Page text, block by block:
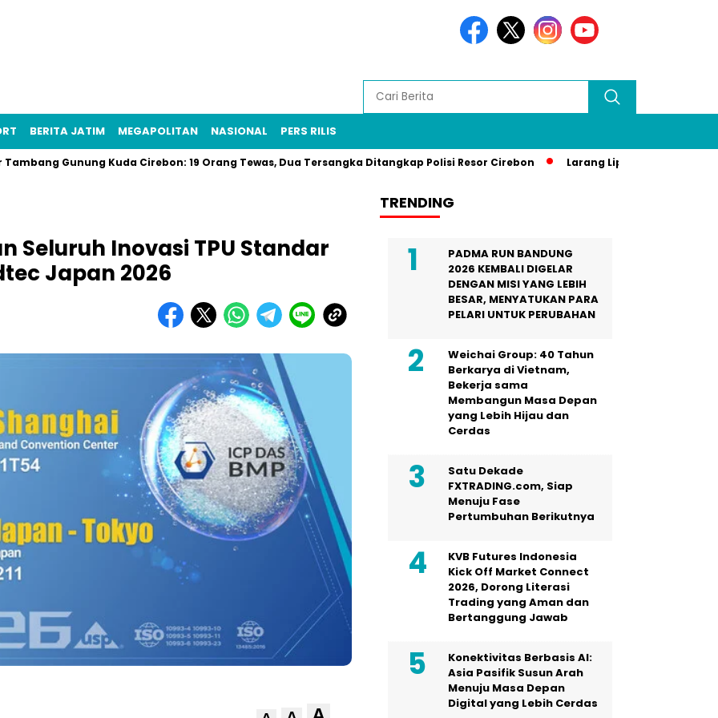
BERITA JATIM MEGAPOLITAN NASIONAL PERS RILIS
Gunung Kuda Cirebon: 19 Orang Tewas, Dua Tersangka Ditangkap Polisi Resor Cirebon Larang Liputan Media Lokal di
Seluruh Inovasi TPU Standar
Japan 2026
TRENDING
PADMA RUN BANDUNG
2026 KEMBALI DIGELAR
DENGAN MISI YANG LEBIH
BESAR, MENYATUKAN PARA
PELARI UNTUK PERUBAHAN
Weichai Group: 40 Tahun
Berkarya di Vietnam,
Bekerja sama
Membangun Masa Depan
yang Lebih Hijau dan
Cerdas
Satu Dekade
FXTRADING.com, Siap
Menuju Fase
Pertumbuhan Berikutnya
KVB Futures Indonesia
Kick Off Market Connect
2026, Dorong Literasi
Trading yang Aman dan
Bertanggung Jawab
Konektivitas Berbasis AI:
Asia Pasifik Susun Arah
Menuju Masa Depan
Digital yang Lebih Cerdas